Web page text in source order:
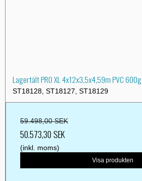
Lagertält PRO XL 4x12x3,5x4,59m PVC 600g
ST18128, ST18127, ST18129
59.498,00 SEK
50.573,30 SEK
(inkl. moms)
Visa produkten